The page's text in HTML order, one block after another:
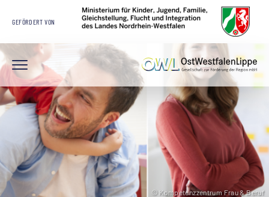
GEFÖRDERT VON
© Kompetenzzentrum Frau & Beruf
© Kompetenzzentrum Frau & Beruf
© Kompetenzzentrum Frau & Beruf